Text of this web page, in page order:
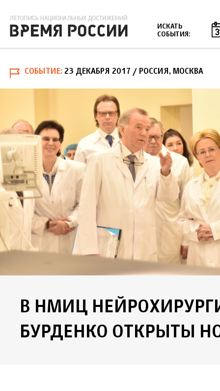
ИСКАТЬ
СОБЫТИЯ:
СОБЫТИЕ 23 ДЕКАБРЯ 2017 / РОССИЯ, МОСКВА
В НМИЦ
БУРДЕНКО ОТКРЫТЫ